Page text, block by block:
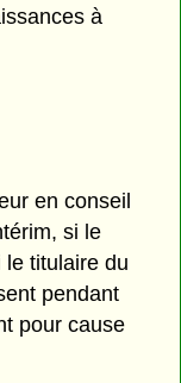
à
en conseil
si le
le titulaire du
pendant
pour cause